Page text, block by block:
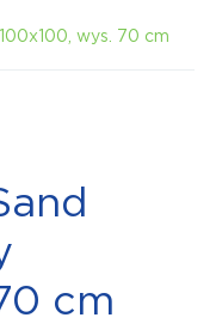
wys. 70 cm
cm